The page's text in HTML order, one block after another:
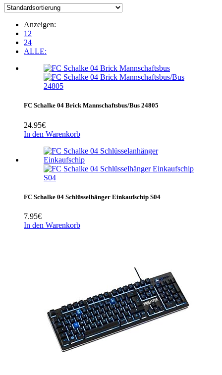
Anzeigen:
12
24
ALLE:
FC Schalke 04 Brick Mannschaftsbus/Bus 24805
24.95€
In den Warenkorb
FC Schalke 04 Schlüsselhänger Einkaufschip S04
7.95€
In den Warenkorb